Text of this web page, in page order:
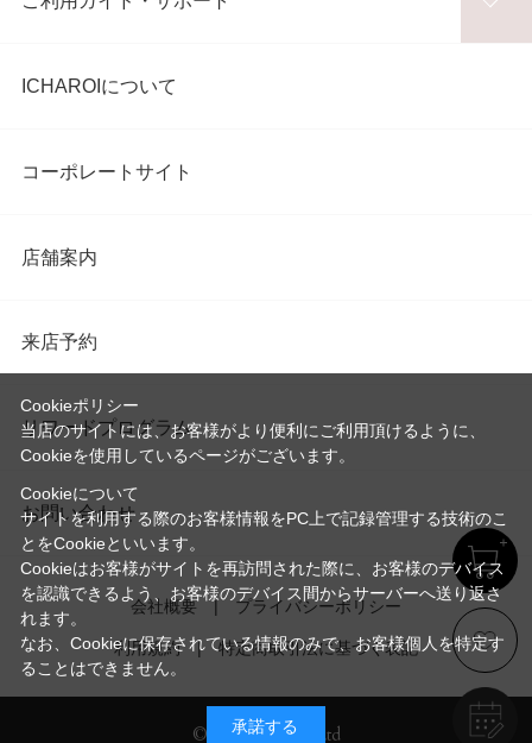
ICHAROIについて
コーポレートサイト
店舗案内
来店予約
リワードプログラム
お問い合わせ
会社概要 プライバシーポリシー
利用規約 特定商取引法に基づく表記
© Imayo & Co.,Ltd
Cookieポリシー
当店のサイトには、お客様がより便利にご利用頂けるように、
Cookieを使用しているページがございます。
Cookieについて
サイトを利用する際のお客様情報をPC上で記録管理する技術のこ
とをCookieといいます。
Cookieはお客様がサイトを再訪問された際に、お客様のデバイス
を認識できるよう、お客様のデバイス間からサーバーへ送り返さ
れます。
なお、Cookieに保存されている情報のみで、お客様個人を特定す
ることはできません。
承諾する